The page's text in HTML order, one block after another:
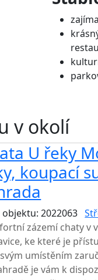
v okolí
U řeky
koupací
objektu: 2022063
zázemí chaty v
ke které je
umístěním
je vám k